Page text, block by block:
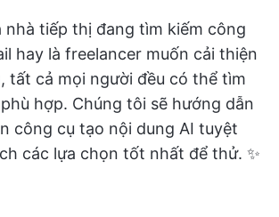
nhà tiếp thị đang tìm kiếm công
hay là freelancer muốn cải thiện
tất cả mọi người đều có thể tìm
hợp. Chúng tôi sẽ hướng dẫn
công cụ tạo nội dung AI tuyệt
các lựa chọn tốt nhất để thử. ✨